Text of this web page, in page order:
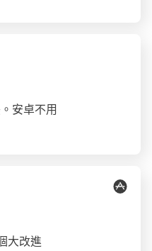
安卓不用
大改進